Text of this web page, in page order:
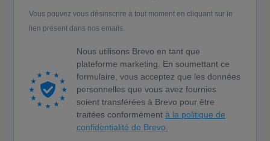
Vous pouvez vous désinscrire à tout moment en cliquant sur le
lien présent dans nos emails.
Nous utilisons Brevo en tant que
plateforme marketing. En soumettant ce
formulaire, vous acceptez que les données
personnelles que vous avez fournies
soient transférées à Brevo pour être
traitées conformément à la politique de
confidentialité de Brevo.